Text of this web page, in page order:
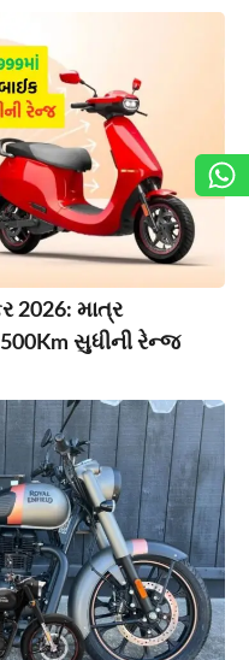
2026: માત્ર
સુધીની રેન્જ